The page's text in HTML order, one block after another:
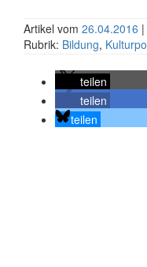
Artikel vom 26.04.2016
Rubrik: Bildung,
teilen
teilen
teilen